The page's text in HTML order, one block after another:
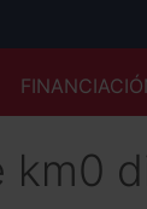
50 años a su
km0